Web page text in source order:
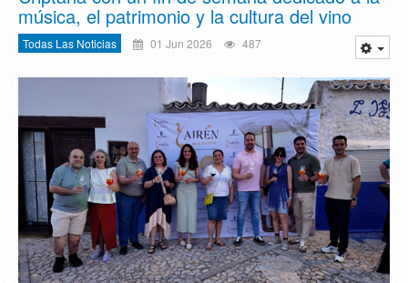
música, el patrimonio y la cultura del vino
Todas Las Noticias 01 Jun 2026 487